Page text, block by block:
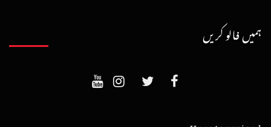
ہمیں فالو کریں